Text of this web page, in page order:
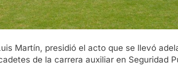
Martín, presidió el acto que se llevó
de la carrera auxiliar en Seguridad